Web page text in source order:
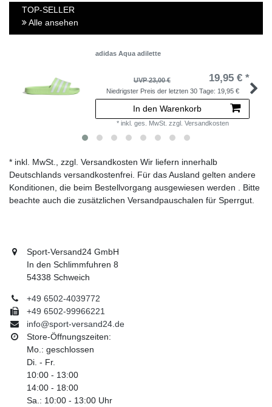
TOP-SELLER
Alle ansehen
adidas Aqua adilette
UVP 23,00 € 19,95 € *
Niedrigster Preis der letzten 30 Tage: 19,95 €
In den Warenkorb
* inkl. ges. MwSt. zzgl. Versandkosten
* inkl. MwSt., zzgl. Versandkosten Wir liefern innerhalb
Deutschlands versandkostenfrei. Für das Ausland gelten andere
Konditionen, die beim Bestellvorgang ausgewiesen werden . Bitte
beachte auch die zusätzlichen Versandpauschalen für Sperrgut.
Sport-Versand24 GmbH
In den Schlimmfuhren 8
54338 Schweich
+49 6502-4039772
+49 6502-99966221
info@sport-versand24.de
Store-Öffnungszeiten:
Mo.: geschlossen
Di. - Fr.
10:00 - 13:00
14:00 - 18:00
Sa.: 10:00 - 13:00 Uhr